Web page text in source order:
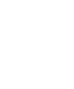
Baden-